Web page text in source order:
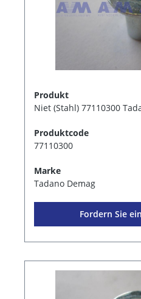
Produkt
Niet (Stahl) 77110300
Produktcode
77110300
Marke
Tadano Demag
Fordern Sie